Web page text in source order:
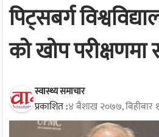
पिट्सबर्ग
को खोप
स्वास्थ्य समाचार
प्रकाशित :४ बैशाख २०७७, बिहीबार